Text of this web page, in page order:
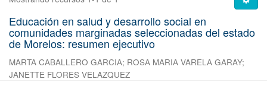
Educación en salud y desarrollo social en
comunidades marginadas seleccionadas del estado
de Morelos: resumen ejecutivo
MARTA CABALLERO GARCIA; ROSA MARIA VARELA GARAY;
JANETTE FLORES VELAZQUEZ